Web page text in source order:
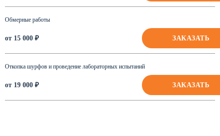
Обмерные работы
от 15 000 ₽ ЗАКАЗАТЬ
Откопка шурфов и проведение лабораторных испытаний
от 19 000 ₽ ЗАКАЗАТЬ